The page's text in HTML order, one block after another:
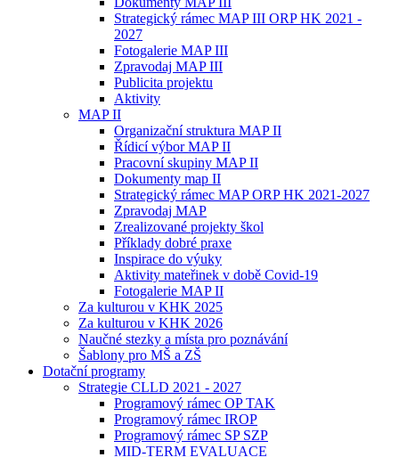
Strategický rámec MAP III ORP HK 2021 -
2027
Fotogalerie MAP III
Zpravodaj MAP III
Publicita projektu
Aktivity
MAP II
Organizační struktura MAP II
Řídicí výbor MAP II
Pracovní skupiny MAP II
Dokumenty map II
Strategický rámec MAP ORP HK 2021-2027
Zpravodaj MAP
Zrealizované projekty škol
Příklady dobré praxe
Inspirace do výuky
Aktivity mateřinek v době Covid-19
Fotogalerie MAP II
Za kulturou v KHK 2025
Za kulturou v KHK 2026
Naučné stezky a místa pro poznávání
Šablony pro MŠ a ZŠ
Dotační programy
Strategie CLLD 2021 - 2027
Programový rámec OP TAK
Programový rámec IROP
Programový rámec SP SZP
MID-TERM EVALUACE